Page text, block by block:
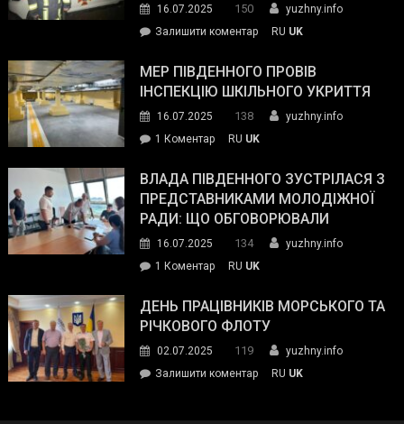
силових
та
органів:
«Наш
спільний
окупанти.
Маємо
діяти
команда
16.07.2025 150
yuzhny.info
Залишити коментарon
ДСНС
власноруч
пожежу
у
RU UK
МЕР ПІВДЕННОГО ПРОВІВ
ІНСПЕКЦІЮ ШКІЛЬНОГО УКРИТТЯ
16.07.2025 138
yuzhny.info
1 Коментардо
Південного
провів
інспекцію
укриття
RU UK
ВЛАДА ПІВДЕННОГО ЗУСТРІЛАСЯ З
ПРЕДСТАВНИКАМИ МОЛОДІЖНОЇ
РАДИ: ЩО ОБГОВОРЮВАЛИ
16.07.2025 134
yuzhny.info
1 Коментардо
Південного
зустрілася
представниками
молодіжної
RU UK
ДЕНЬ ПРАЦІВНИКІВ МОРСЬКОГО ТА
РІЧКОВОГО ФЛОТУ
02.07.2025 119
yuzhny.info
Залишити коментарon
RU UK